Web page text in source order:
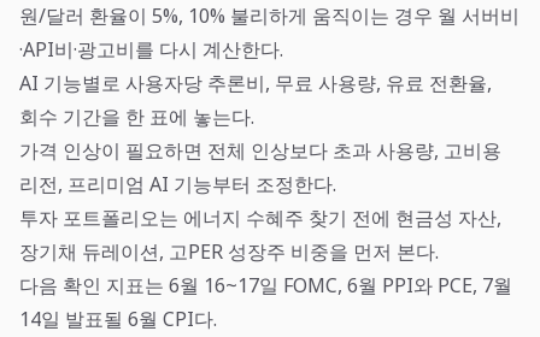
원/달러 환율이 5%, 10% 불리하게 움직이는 경우 월 서버비
·API비·광고비를 다시 계산한다.
AI 기능별로 사용자당 추론비, 무료 사용량, 유료 전환율,
회수 기간을 한 표에 놓는다.
가격 인상이 필요하면 전체 인상보다 초과 사용량, 고비용
리전, 프리미엄 AI 기능부터 조정한다.
투자 포트폴리오는 에너지 수혜주 찾기 전에 현금성 자산,
장기채 듀레이션, 고PER 성장주 비중을 먼저 본다.
다음 확인 지표는 6월 16~17일 FOMC, 6월 PPI와 PCE, 7월
14일 발표될 6월 CPI다.